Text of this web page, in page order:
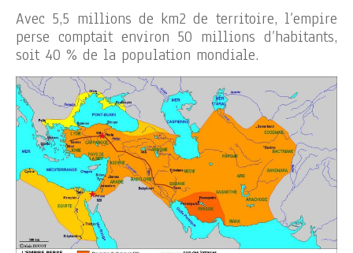
Avec 5,5 millions de km2 de territoire, l’empire
perse comptait environ 50 millions d’habitants,
soit 40 % de la population mondiale.